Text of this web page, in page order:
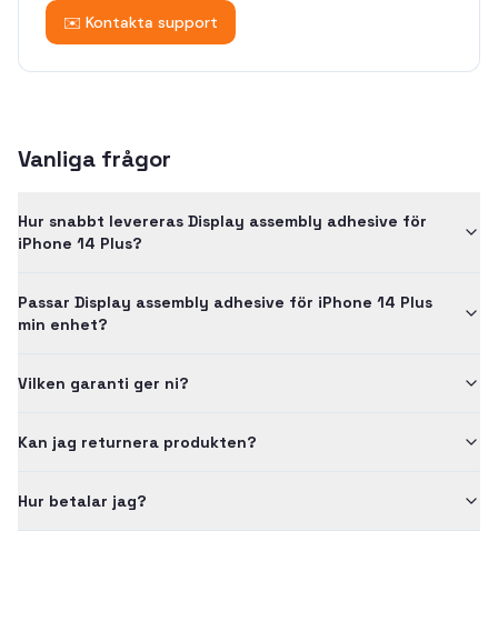
✉️ Kontakta support
Vanliga frågor
Hur snabbt levereras Display assembly adhesive för
iPhone 14 Plus?
Passar Display assembly adhesive för iPhone 14 Plus
min enhet?
Vilken garanti ger ni?
Kan jag returnera produkten?
Hur betalar jag?